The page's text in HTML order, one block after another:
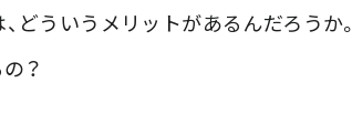
どういうメリットがあるんだろうか。
？